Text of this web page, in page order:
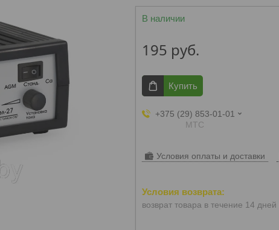
В наличии
195 руб.
Купить
+375 (29) 853-01-01
МТС
Условия оплаты и доставки
возврат товара в течение 14 дней